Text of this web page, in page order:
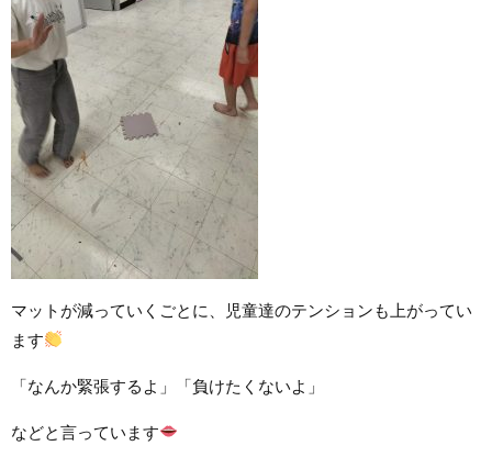
マットが減っていくごとに、児童達のテンションも上がってい
ます
「なんか緊張するよ」「負けたくないよ」
などと言っています